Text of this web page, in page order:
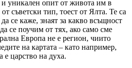
уникален опит от живота им в
съветски тип, тоест от Ялта. Те са
се каже, знаят за какво всъщност
се поучим от тях, ако само сме
Европа не е регион, чиито
на картата – като например,
царство на духа.